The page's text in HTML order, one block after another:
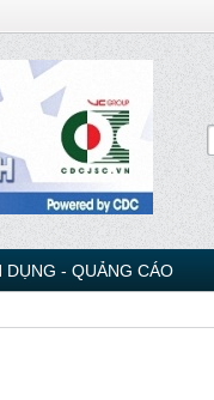
DỤNG - QUẢNG CÁO